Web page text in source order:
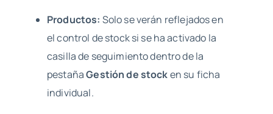
Productos: Solo se verán reflejados en
el control de stock si se ha activado la
casilla de seguimiento dentro de la
pestañaGestión de stocken su ficha
individual.